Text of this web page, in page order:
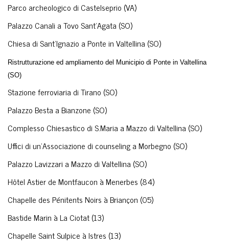
Parco archeologico di Castelseprio (VA)
Palazzo Canali a Tovo Sant'Agata (SO)
Chiesa di Sant'Ignazio a Ponte in Valtellina (SO)
Ristrutturazione ed ampliamento del Municipio di Ponte in Valtellina
(SO)
Stazione ferroviaria di Tirano (SO)
Palazzo Besta a Bianzone (SO)
Complesso Chiesastico di S.Maria a Mazzo di Valtellina (SO)
Uffici di un'Associazione di counseling a Morbegno (SO)
Palazzo Lavizzari a Mazzo di Valtellina (SO)
Hôtel Astier de Montfaucon à Menerbes (84)
Chapelle des Pénitents Noirs à Briançon (05)
Bastide Marin à La Ciotat (13)
Chapelle Saint Sulpice à Istres (13)